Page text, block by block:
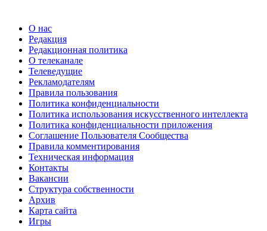
О нас
Редакция
Редакционная политика
О телеканале
Телеведущие
Рекламодателям
Правила пользования
Политика конфиденциальности
Политика использования искусственного интеллекта
Политика конфиденциальности приложения
Соглашение Пользователя Сообщества
Правила комментирования
Техническая информация
Контакты
Вакансии
Структура собственности
Архив
Карта сайта
Игры